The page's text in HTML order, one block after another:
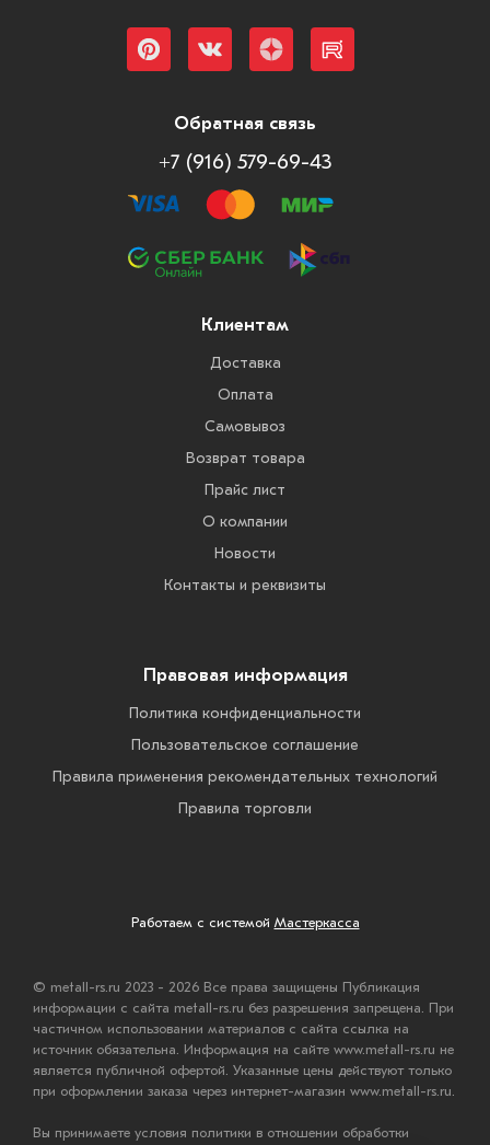
Обратная связь
+7 (916) 579-69-43
Клиентам
Доставка
Оплата
Самовывоз
Возврат товара
Прайс лист
О компании
Новости
Контакты и реквизиты
Правовая информация
Политика конфиденциальности
Пользовательское соглашение
Правила применения рекомендательных технологий
Правила торговли
Работаем с системой Мастеркасса
© metall-rs.ru 2023 - 2026 Все права защищены Публикация
информации с сайта metall-rs.ru без разрешения запрещена. При
частичном использовании материалов с сайта ссылка на
источник обязательна. Информация на сайте www.metall-rs.ru не
является публичной офертой. Указанные цены действуют только
при оформлении заказа через интернет-магазин www.metall-rs.ru.
Вы принимаете условия политики в отношении обработки